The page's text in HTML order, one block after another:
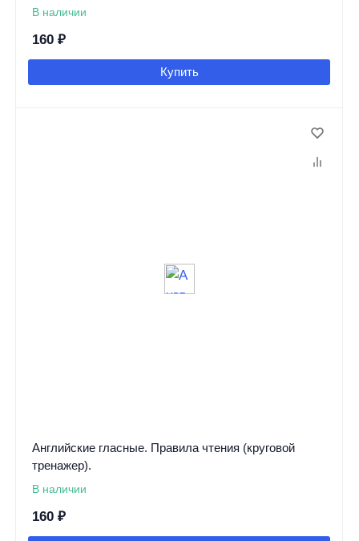
В наличии
160 ₽
Купить
Английские гласные. Правила чтения (круговой
тренажер).
В наличии
160 ₽